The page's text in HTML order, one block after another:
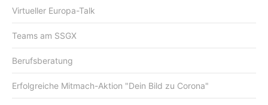
Virtueller Europa-Talk
Teams am SSGX
Berufsberatung
Erfolgreiche Mitmach-Aktion "Dein Bild zu Corona"